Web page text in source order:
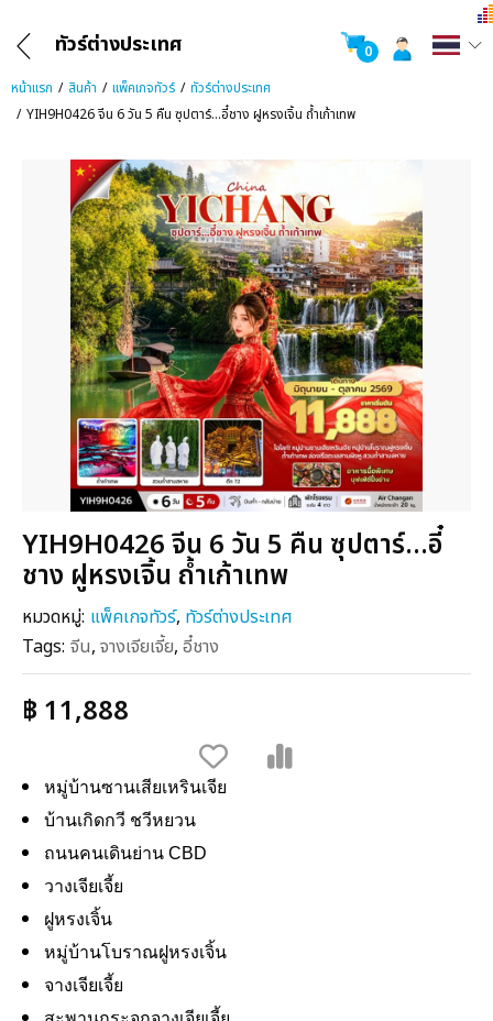
ทัวร์ต่างประเทศ
0
หน้าแรก
สินค้า แพ็คเกจทัวร์
ทัวร์ต่างประเทศ
YIH9H0426 จีน 6 วัน 5 คืน ซุปตาร์...อี๋ชาง ฝูหรงเจิ้น ถ้ำเก้าเทพ
YIH9H0426 จีน 6 วัน 5 คืน ซุปตาร์...อี๋
ชาง ฝูหรงเจิ้น ถ้ำเก้าเทพ
หมวดหมู่: แพ็คเกจทัวร์, ทัวร์ต่างประเทศ
Tags: จีน, จางเจียเจี้ย, อี๋ชาง
฿ 11,888
หมู่บ้านซานเสียเหรินเจีย
บ้านเกิดกวี ชวีหยวน
ถนนคนเดินย่าน CBD
วางเจียเจี้ย
ฝูหรงเจิ้น
หมู่บ้านโบราณฝูหรงเจิ้น
จางเจียเจี้ย